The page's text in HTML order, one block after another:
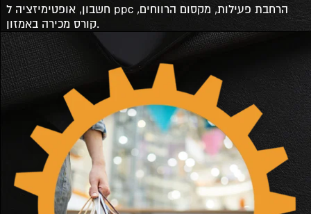
חשבון, אופטימיזציה ל ppc הרחבת פעילות, מקסום הרווחים,
קורס מכירה באמזון.